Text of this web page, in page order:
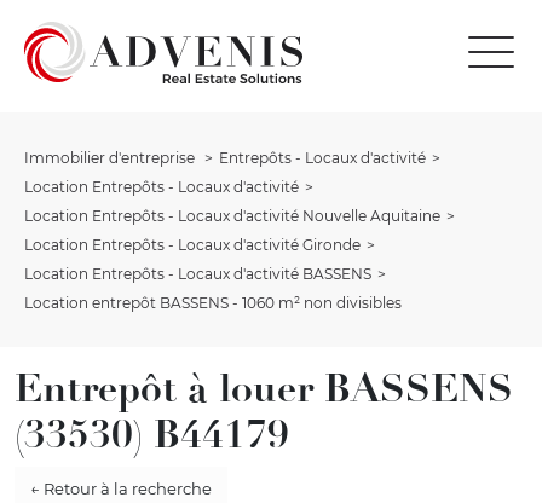
Immobilier d'entreprise
Entrepôts - Locaux d'activité
Location Entrepôts - Locaux d'activité
Location Entrepôts - Locaux d'activité Nouvelle Aquitaine
Location Entrepôts - Locaux d'activité Gironde
Location Entrepôts - Locaux d'activité BASSENS
Location entrepôt BASSENS - 1060 m² non divisibles
Entrepôt à louer BASSENS
(33530) B44179
← Retour à la recherche